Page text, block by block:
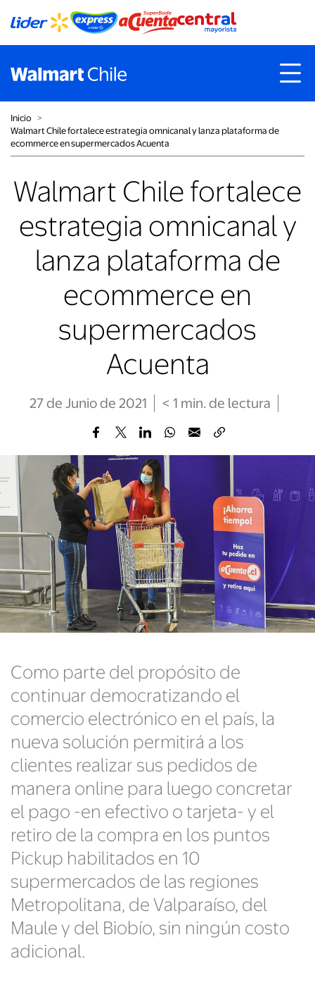
Inicio ˃
Walmart Chile fortalece estrategia omnicanal y lanza plataforma de
ecommerce en supermercados Acuenta
Walmart Chile fortalece
estrategia omnicanal y
lanza plataforma de
ecommerce en
supermercados
Acuenta
27 de Junio de 2021 < 1 min. de lectura
Como parte del propósito de
continuar democratizando el
comercio electrónico en el país, la
nueva solución permitirá a los
clientes realizar sus pedidos de
manera online para luego concretar
el pago -en efectivo o tarjeta- y el
retiro de la compra en los puntos
Pickup habilitados en 10
supermercados de las regiones
Metropolitana, de Valparaíso, del
Maule y del Biobío, sin ningún costo
adicional.